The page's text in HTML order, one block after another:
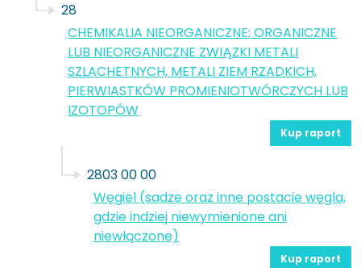
28
CHEMIKALIA NIEORGANICZNE; ORGANICZNE
LUB NIEORGANICZNE ZWIĄZKI METALI
SZLACHETNYCH, METALI ZIEM RZADKICH,
PIERWIASTKÓW PROMIENIOTWÓRCZYCH LUB
IZOTOPÓW
Kup raport
2803 00 00
Węgiel (sadze oraz inne postacie węgla,
gdzie indziej niewymienione ani
niewłączone)
Kup raport